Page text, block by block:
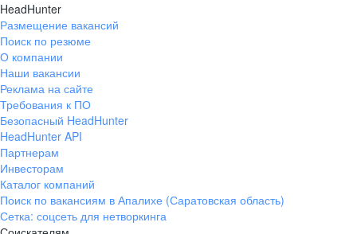
HeadHunter
Размещение вакансий
Поиск по резюме
О компании
Наши вакансии
Реклама на сайте
Требования к ПО
Безопасный HeadHunter
HeadHunter API
Партнерам
Инвесторам
Каталог компаний
Поиск по вакансиям в Апалихе (Саратовская область)
Сетка: соцсеть для нетворкинга